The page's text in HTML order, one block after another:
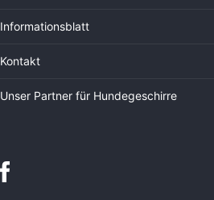
Informationsblatt
Kontakt
Unser Partner für Hundegeschirre